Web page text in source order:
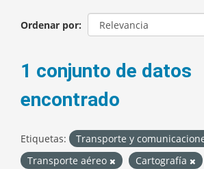
Ordenar por
1 conjunto de datos
encontrado
Etiquetas:
Transporte y
Transporte aéreo
Cartografía